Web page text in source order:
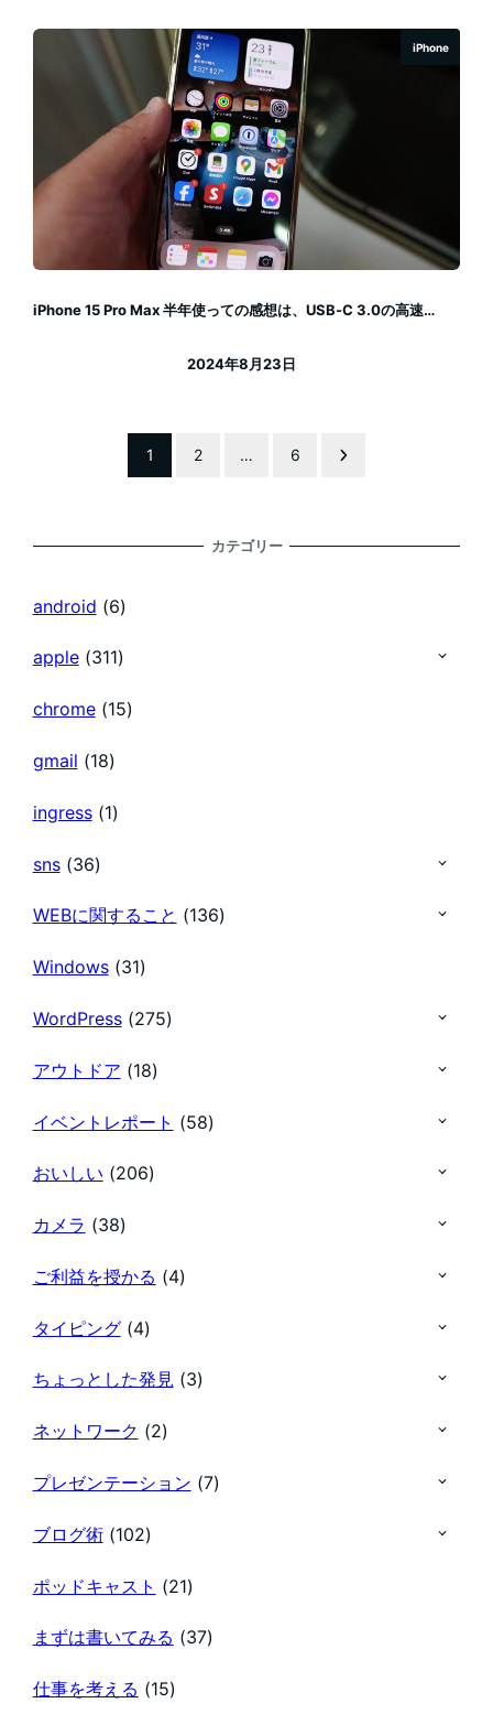
iPhone
iPhone 15 Pro Max 半年使っての感想は、USB-C 3.0の高速…
2024年8月23日
の
ペ
ー
ジ
り
1 2 … 6
カテゴリー
android (6)
apple(311)
chrome(15)
gmail (18)
ingress(1)
sns(36)
WEBに関すること (136)
Windows(31)
WordPress(275)
アウトドア (18)
イベントレポート (58)
おいしい (206)
カメラ (38)
ご利益を授かる (4)
タイピング(4)
ちょっとした発見 (3)
ネットワーク (2)
プレゼンテーション (7)
ブログ術(102)
ポッドキャスト (21)
まずは書いてみる (37)
仕事を考える (15)